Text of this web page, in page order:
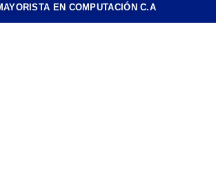
EN COMPUTACIÓN C.A